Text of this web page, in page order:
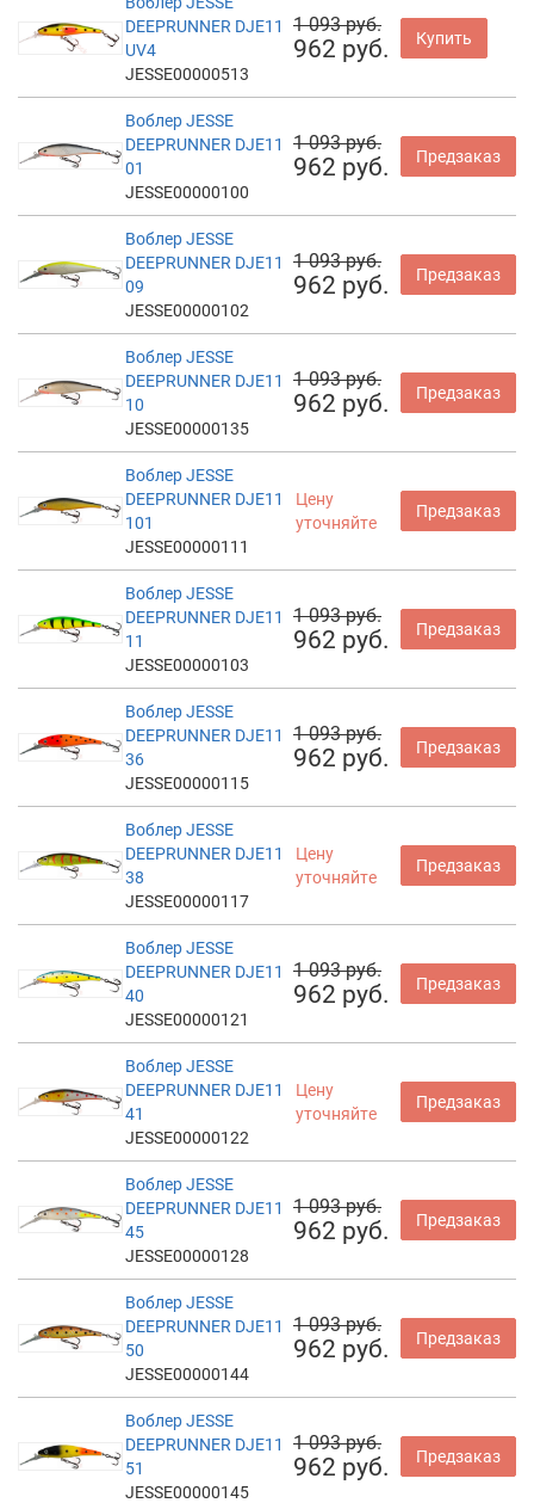
DEEPRUNNER DJE11
UV4
JESSE00000513
1 093 руб.
962 руб. Купить
Воблер JESSE
DEEPRUNNER DJE11
01
JESSE00000100
1 093 руб.
962 руб. Предзаказ
Воблер JESSE
DEEPRUNNER DJE11
09
JESSE00000102
1 093 руб.
962 руб. Предзаказ
Воблер JESSE
DEEPRUNNER DJE11
10
JESSE00000135
1 093 руб.
962 руб. Предзаказ
Воблер JESSE
DEEPRUNNER DJE11
101
JESSE00000111
Цену
уточняйте
Предзаказ
Воблер JESSE
DEEPRUNNER DJE11
11
JESSE00000103
1 093 руб.
962 руб. Предзаказ
Воблер JESSE
DEEPRUNNER DJE11
36
JESSE00000115
1 093 руб.
962 руб. Предзаказ
Воблер JESSE
DEEPRUNNER DJE11
38
JESSE00000117
Цену
уточняйте
Предзаказ
Воблер JESSE
DEEPRUNNER DJE11
40
JESSE00000121
1 093 руб.
962 руб. Предзаказ
Воблер JESSE
DEEPRUNNER DJE11
41
JESSE00000122
Цену
уточняйте
Предзаказ
Воблер JESSE
DEEPRUNNER DJE11
45
JESSE00000128
1 093 руб.
962 руб. Предзаказ
Воблер JESSE
DEEPRUNNER DJE11
50
JESSE00000144
1 093 руб.
962 руб. Предзаказ
Воблер JESSE
DEEPRUNNER DJE11
51
JESSE00000145
1 093 руб.
962 руб. Предзаказ